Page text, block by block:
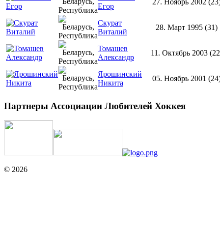
Егор
27. Ноябрь 2002
Скурат
Виталий
28. Март 1995 (31)
Томашев
Александр
11. Октябрь 2003
Ярошинский
Никита
05. Ноябрь 2001
Партнеры Ассоциации Любителей Хоккея
© 2026